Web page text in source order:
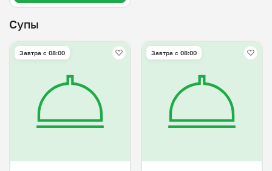
Супы
Завтра c 08:00 Завтра c 08:00